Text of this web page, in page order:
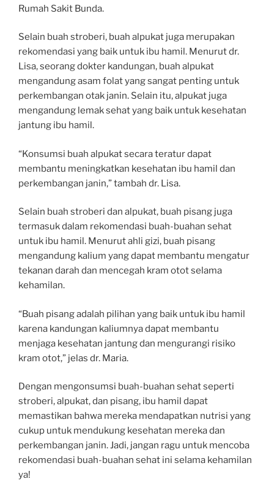
Rumah Sakit Bunda.
Selain buah stroberi, buah alpukat juga merupakan
rekomendasi yang baik untuk ibu hamil. Menurut dr.
Lisa, seorang dokter kandungan, buah alpukat
mengandung asam folat yang sangat penting untuk
perkembangan otak janin. Selain itu, alpukat juga
mengandung lemak sehat yang baik untuk kesehatan
jantung ibu hamil.
“Konsumsi buah alpukat secara teratur dapat
membantu meningkatkan kesehatan ibu hamil dan
perkembangan janin,” tambah dr. Lisa.
Selain buah stroberi dan alpukat, buah pisang juga
termasuk dalam rekomendasi buah-buahan sehat
untuk ibu hamil. Menurut ahli gizi, buah pisang
mengandung kalium yang dapat membantu mengatur
tekanan darah dan mencegah kram otot selama
kehamilan.
“Buah pisang adalah pilihan yang baik untuk ibu hamil
karena kandungan kaliumnya dapat membantu
menjaga kesehatan jantung dan mengurangi risiko
kram otot,” jelas dr. Maria.
Dengan mengonsumsi buah-buahan sehat seperti
stroberi, alpukat, dan pisang, ibu hamil dapat
memastikan bahwa mereka mendapatkan nutrisi yang
cukup untuk mendukung kesehatan mereka dan
perkembangan janin. Jadi, jangan ragu untuk mencoba
rekomendasi buah-buahan sehat ini selama kehamilan
ya!